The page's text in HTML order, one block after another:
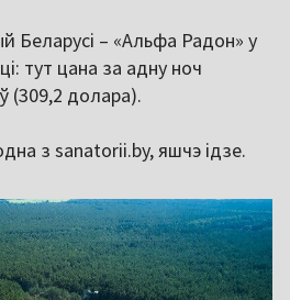
Беларусі – «Альфа Радон» у
тут цана за адну ноч
(309,2 долара).
з sanatorii.by, яшчэ ідзе.